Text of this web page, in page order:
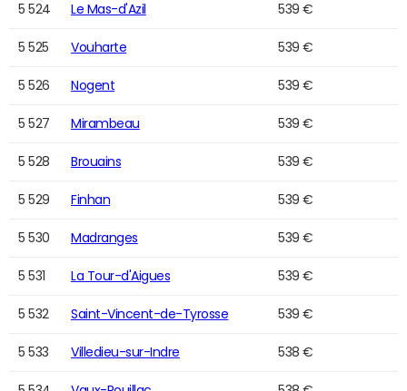
5 524 Le Mas-d'Azil 539 €
5 525 Vouharte 539 €
5 526 Nogent 539 €
5 527 Mirambeau 539 €
5 528 Brouains 539 €
5 529 Finhan 539 €
5 530 Madranges 539 €
5 531 La Tour-d'Aigues 539 €
5 532 Saint-Vincent-de-Tyrosse 539 €
5 533 Villedieu-sur-Indre 538 €